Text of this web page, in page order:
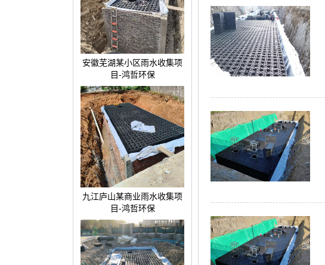
安徽芜湖某小区雨水收集项
目-鸿哲环保
九江庐山某商业雨水收集项
目-鸿哲环保